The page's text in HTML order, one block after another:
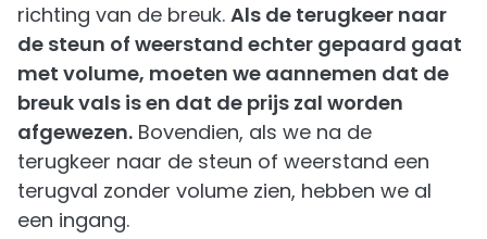
richting van de breuk. Als de terugkeer naar
de steun of weerstand echter gepaard gaat
met volume, moeten we aannemen dat de
breuk vals is en dat de prijs zal worden
afgewezen. Bovendien, als we na de
terugkeer naar de steun of weerstand een
terugval zonder volume zien, hebben we al
een ingang.